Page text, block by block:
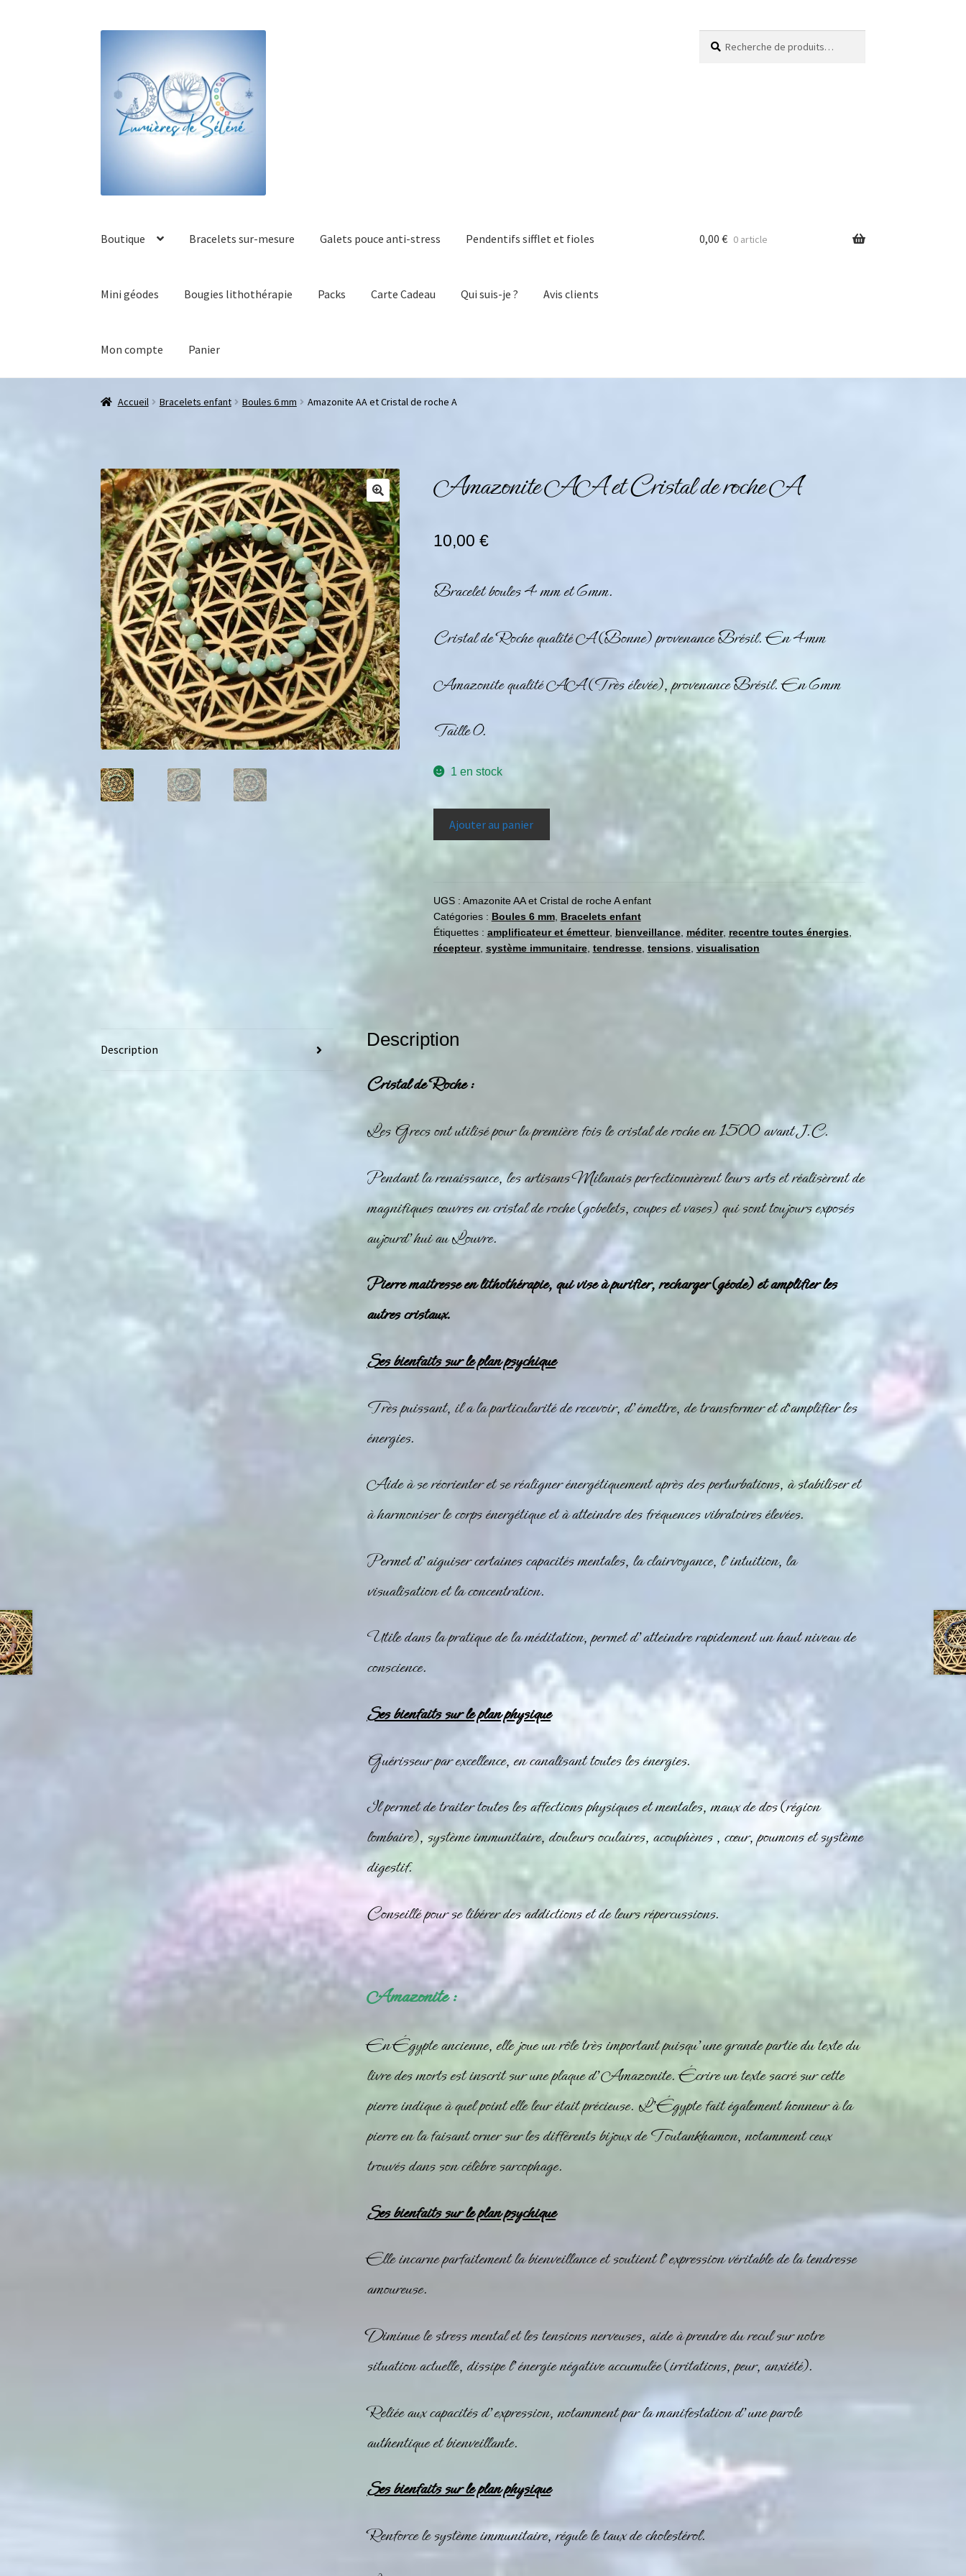
Boutique Bracelets sur-mesure Galets pouce anti-stress Pendentifs sifflet et fioles
Mini géodes Bougies lithothérapie Packs Carte Cadeau Qui suis-je ? Avis clients
Mon compte Panier
0,00 € 0 article
Accueil Bracelets enfant Boules 6 mm Amazonite AA et Cristal de roche A
Amazonite AA et Cristal de roche A
10,00 €
Bracelet boules 4 mm et 6mm.
Cristal de Roche qualité A (Bonne) provenance Brésil. En 4mm
Amazonite qualité AA (Très élevée), provenance Brésil. En 6mm
Taille 0.
1 en stock
Ajouter au panier
UGS : Amazonite AA et Cristal de roche A enfant
Catégories : Boules 6 mm, Bracelets enfant
Étiquettes : amplificateur et émetteur, bienveillance, méditer, recentre toutes énergies,
récepteur, système immunitaire, tendresse, tensions, visualisation
Description Description
Cristal de Roche :
Les Grecs ont utilisé pour la première fois lecristal de rocheen 1500 avant J.C.
Pendant la renaissance, les artisans Milanais perfectionnèrent leurs arts et réalisèrent de
magnifiques œuvres encristal de roche(gobelets, coupes et vases) qui sont toujours exposés
aujourd’hui au Louvre.
Pierre maitresse en lithothérapie, qui vise à purifier, recharger (géode) et amplifier les
autres cristaux.
Ses bienfaits sur le plan psychique
Très puissant, il a la particularité de recevoir, d’émettre, de transformer et d‘amplifier les
énergies.
Aide à se réorienter et se réaligner énergétiquement après des perturbations, à stabiliser et
à harmoniser le corps énergétique et à atteindre des fréquences vibratoires élevées.
Permet d’aiguiser certaines capacités mentales, la clairvoyance, l’intuition, la
visualisation et la concentration.
Utile dans la pratique de la méditation, permet d’atteindre rapidement un haut niveau de
conscience.
Ses bienfaits sur le plan physique
Guérisseur par excellence, en canalisant toutes les énergies.
Il permet de traiter toutes les affections physiques et mentales, maux de dos (région
lombaire), système immunitaire, douleurs oculaires, acouphènes , cœur, poumons et système
digestif.
Conseillé pour se libérer des addictions et de leurs répercussions.
Amazonite :
En Égypte ancienne, elle joue un rôle très important puisqu’une grande partie du texte du
livre des morts est inscrit sur une plaque d’Amazonite. Écrire un texte sacré sur cette
pierre indique à quel point elle leur était précieuse. L’Égypte fait également honneur à la
pierre en la faisant orner sur les différents bijoux de Toutankhamon, notamment ceux
trouvés dans son célèbre sarcophage.
Ses bienfaits sur le plan psychique
Elle incarne parfaitement la bienveillance et soutient l’expression véritable de la tendresse
amoureuse.
Diminue le stress mental et les tensions nerveuses, aide à prendre du recul sur notre
situation actuelle, dissipe l’énergie négative accumulée (irritations, peur, anxiété).
Reliée aux capacités d’expression, notamment par la manifestation d’une parole
authentique et bienveillante.
Ses bienfaits sur le plan physique
Renforce le système immunitaire, régule le taux de cholestérol.